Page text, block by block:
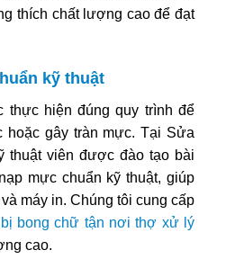
thích chất lượng cao để đạt
kỹ thuật
thực hiện đúng quy trình để
hoặc gây tràn mực. Tại Sửa
thuật viên được đào tạo bài
mực chuẩn kỹ thuật, giúp
máy in. Chúng tôi cung cấp
bong chữ tận nơi thợ xử lý
cao.